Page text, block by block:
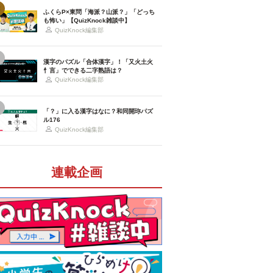
ふくらP×東問「海派？山派？」「どっち
も怖い」【QuizKnock雑談中】
QuizKnock編集部
漢字のパズル「合体漢字」！「又火土火
忄言」でできる二字熟語は？
QuizKnock編集部
「？」に入る漢字はなに？和同開珎パズ
ル176
QuizKnock編集部
連載企画